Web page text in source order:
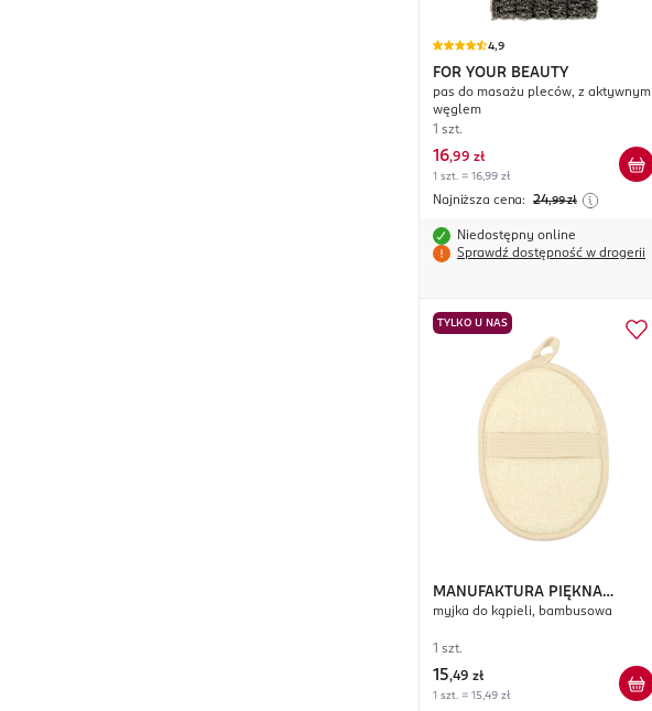
4,9
FOR YOUR BEAUTY
pas do masażu pleców, z aktywnym
węglem
1 szt.
16,99 zł
1 szt. = 16,99 zł
Najniższa cena: 24,99 zł
Niedostępny online
Sprawdź dostępność w drogerii
TYLKO U NAS
MANUFAKTURA PIĘKNA
Bamboo
myjka do kąpieli, bambusowa
1 szt.
15,49 zł
1 szt. = 15,49 zł